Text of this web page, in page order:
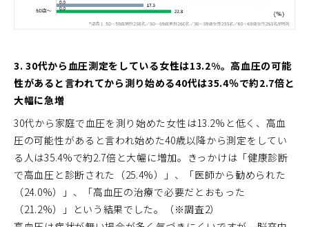
3. 30代から血圧測定をしている女性は13.2%。高血圧の可能
性があると言われてから測り始める40代は35.4％で約2.7倍と
大幅に急増
30代から家庭で血圧を測り始めた女性は13.2%と低く、高血
圧の可能性があると言われ始めた40歳以降から測定をしてい
る人は35.4%で約2.7倍と大幅に増加。きっかけは「健康診断
で高血圧と診断された（25.4%）」、「医師から勧められた
（24.0%）」、「高血圧の治療で必要だとおもった
（21.2%）」という結果でした。（※調査2）